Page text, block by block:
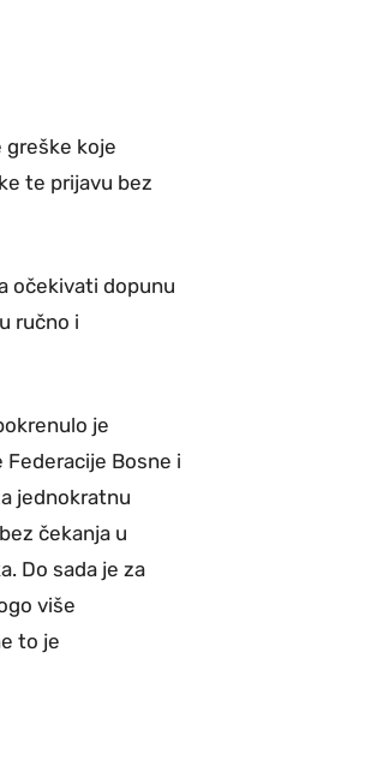
greške koje
te prijavu bez
očekivati dopunu
ručno i
je
Bosne i
jednokratnu
čekanja u
Do sada je za
više
to je